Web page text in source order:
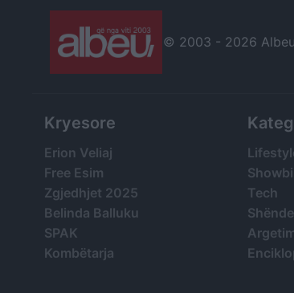
© 2003 - 2026
Kryesore
Erion Veliaj
Free Esim
Zgjedhjet 2025
Belinda Balluku
SPAK
Kombëtarja
Tech